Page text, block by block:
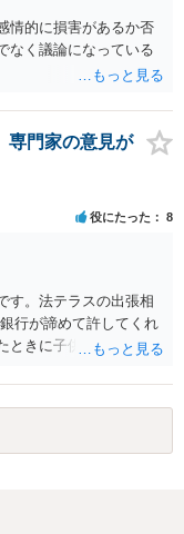
情的に損害があるか否
なく議論になっている
専門家の意見が
役にたった 8
す。法テラスの出張相
行が諦めて許してくれ
ときに子供が負債を相
借金は処理することが